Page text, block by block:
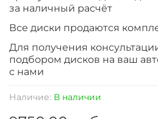
Наличие: В наличии
за наличный расчёт
Все диски продаются
Для получения
подбором дисков на ваш
с нами